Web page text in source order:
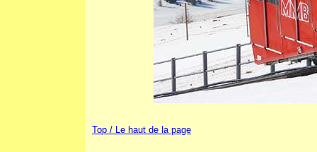
Top / Le haut de la page